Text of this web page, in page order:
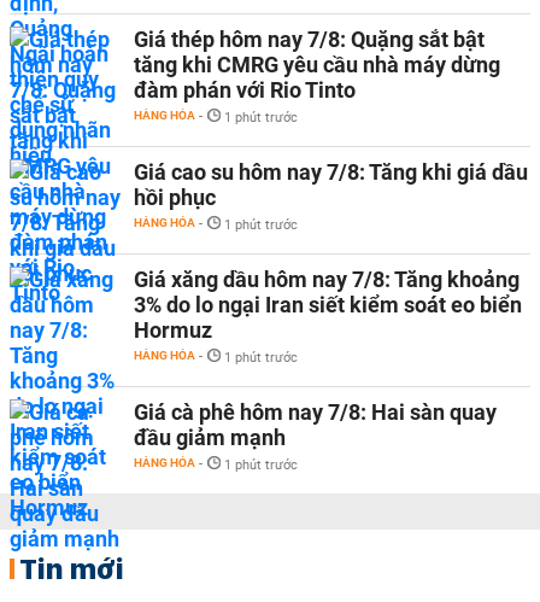
Giá thép hôm nay 7/8: Quặng sắt bật
tăng khi CMRG yêu cầu nhà máy dừng
đàm phán với Rio Tinto
HÀNG HÓA - 1 phút trước
Giá cao su hôm nay 7/8: Tăng khi giá dầu
hồi phục
HÀNG HÓA - 1 phút trước
Giá xăng dầu hôm nay 7/8: Tăng khoảng
3% do lo ngại Iran siết kiểm soát eo biển
Hormuz
HÀNG HÓA - 1 phút trước
Giá cà phê hôm nay 7/8: Hai sàn quay
đầu giảm mạnh
HÀNG HÓA - 1 phút trước
Tin mới